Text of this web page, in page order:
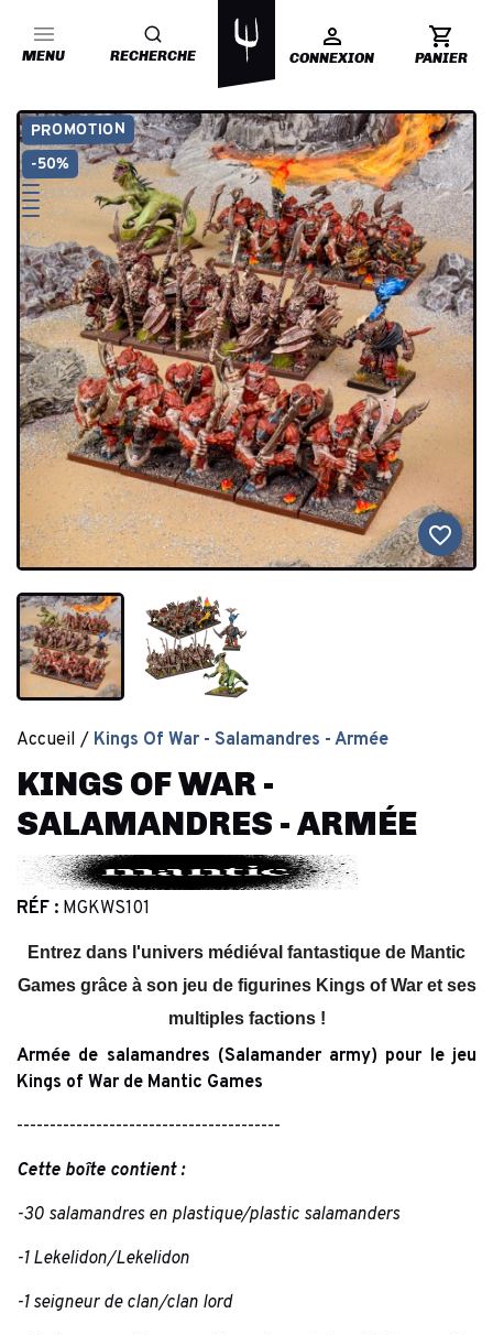
MENU RECHERCHE CONNEXION PANIER
PROMOTION
-50%
favorite_border
Accueil Kings Of War - Salamandres - Armée
KINGS OF WAR -
SALAMANDRES - ARMÉE
RÉF : MGKWS101
Entrez dans l'univers médiéval fantastique de Mantic
Games grâce à son jeu de figurines Kings of War et ses
multiples factions !
Armée de salamandres (Salamander army) pour le jeu
Kings of War de Mantic Games
----------------------------------------
Cette boîte contient :
-30 salamandres en plastique/plastic salamanders
-1 Lekelidon/Lekelidon
-1 seigneur de clan/clan lord